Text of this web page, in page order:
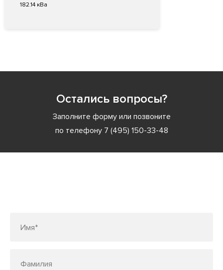
182.14 кВа
Остались вопросы?
Заполните форму или позвоните
по телефону 7 (495) 150-33-48
Имя*
Фамилия